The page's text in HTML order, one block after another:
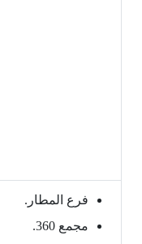
فرع المطار.
مجمع 360.